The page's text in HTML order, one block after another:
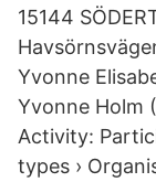
15144
Yvonne
Yvonne Holm
Activity:
types ›